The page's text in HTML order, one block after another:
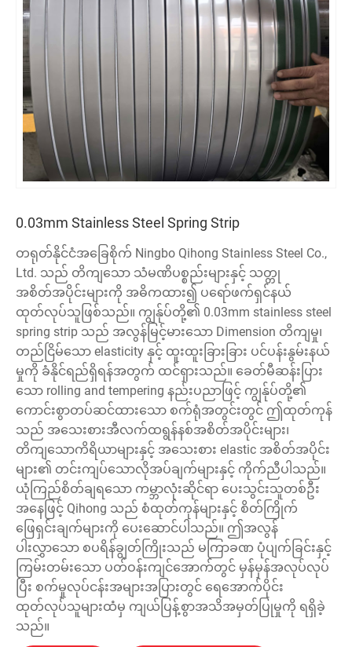
0.03mm Stainless Steel Spring Strip
တရုတ်နိုင်ငံအခြေစိုက် Ningbo Qihong Stainless Steel Co.,
Ltd. သည် တိကျသော သံမဏိပစ္စည်းများနှင့် သတ္တု
အစိတ်အပိုင်းများကို အဓိကထား၍ ပရော်ဖက်ရှင်နယ်
ထုတ်လုပ်သူဖြစ်သည်။ ကျွန်ုပ်တို့၏ 0.03mm stainless steel
spring strip သည် အလွန်မြင့်မားသော Dimension တိကျမှု၊
တည်ငြိမ်သော elasticity နှင့် ထူးထူးခြားခြား ပင်ပန်းနွမ်းနယ်
မှုကို ခံနိုင်ရည်ရှိရန်အတွက် ထင်ရှားသည်။ ခေတ်မီဆန်းပြား
သော rolling and tempering နည်းပညာဖြင့် ကျွန်ုပ်တို့၏
ကောင်းစွာတပ်ဆင်ထားသော စက်ရုံအတွင်းတွင် ဤထုတ်ကုန်
သည် အသေးစားအီလက်ထရွန်နစ်အစိတ်အပိုင်းများ၊
တိကျသောကိရိယာများနှင့် အသေးစား elastic အစိတ်အပိုင်း
များ၏ တင်းကျပ်သောလိုအပ်ချက်များနှင့် ကိုက်ညီပါသည်။
ယုံကြည်စိတ်ချရသော ကမ္ဘာလုံးဆိုင်ရာ ပေးသွင်းသူတစ်ဦး
အနေဖြင့် Qihong သည် စံထုတ်ကုန်များနှင့် စိတ်ကြိုက်
ဖြေရှင်းချက်များကို ပေးဆောင်ပါသည်။ ဤအလွန်
ပါးလွှာသော စပရိန်ချွတ်ကြိုးသည် မကြာခဏ ပုံပျက်ခြင်းနှင့်
ကြမ်းတမ်းသော ပတ်ဝန်းကျင်အောက်တွင် မှန်မှန်အလုပ်လုပ်
ပြီး စက်မှုလုပ်ငန်းအများအပြားတွင် ရေအောက်ပိုင်း
ထုတ်လုပ်သူများထံမှ ကျယ်ပြန့်စွာအသိအမှတ်ပြုမှုကို ရရှိခဲ့
သည်။